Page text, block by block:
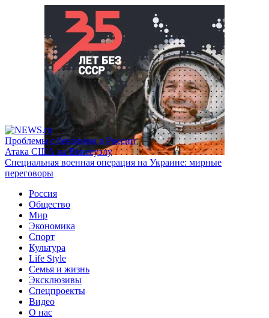
Проблемы с бензином в России
Атака США на Венесуэлу
Специальная военная операция на Украине: мирные
переговоры
Россия
Общество
Мир
Экономика
Спорт
Культура
Life Style
Семья и жизнь
Эксклюзивы
Спецпроекты
Видео
О нас